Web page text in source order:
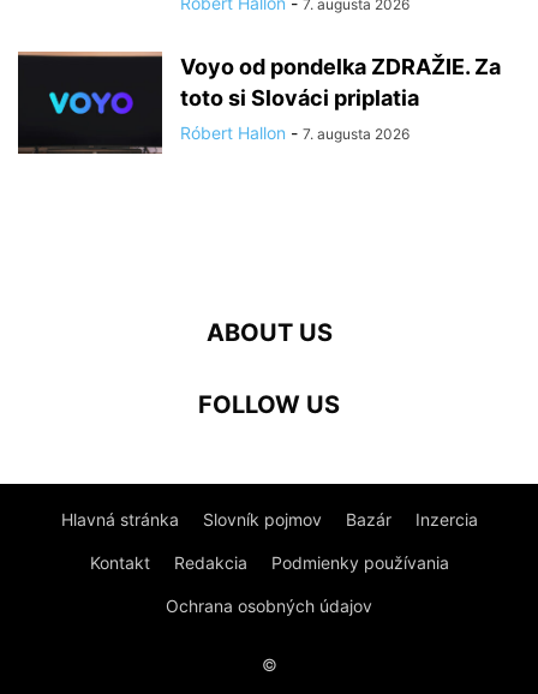
7. augusta 2026
Voyo od pondelka ZDRAŽIE. Za
toto si Slováci priplatia
Róbert Hallon - 7. augusta 2026
ABOUT US
FOLLOW US
Hlavná stránka Slovník pojmov Bazár Inzercia
Kontakt Redakcia Podmienky používania
Ochrana osobných údajov
©